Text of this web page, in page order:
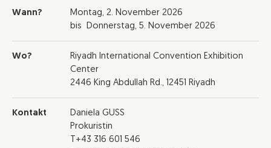
Wann? Montag, 2. November 2026
bis Donnerstag, 5. November 2026
Wo?
Riyadh International Convention Exhibition
Center
2446 King Abdullah Rd., 12451 Riyadh
Kontakt
Daniela GUSS
Prokuristin
T+43 316 601 546